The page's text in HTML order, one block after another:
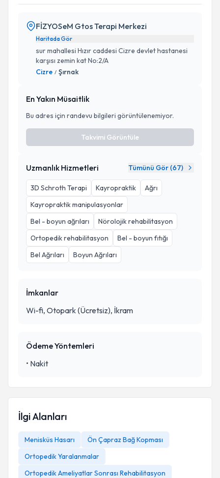
FİZYOSeM Gtos Terapi Merkezi
Haritada Gör
sur mahallesi Hızır caddesi Cizre devlet hastanesi
karşısı zemin kat No:2/A
Cizre / Şırnak
En Yakın Müsaitlik
Bu adres için randevu bilgileri görüntülenemiyor.
Takvimi Görüntüle
Uzmanlık Hizmetleri Tümünü Gör (67)
3D Schroth Terapi Kayropraktik
Ağrı
Kayropraktik manipulasyonlar
Bel - boyun ağrıları
Nörolojik rehabilitasyon
Ortopedik rehabilitasyon
Bel - boyun fıtığı
Bel Ağrıları
Boyun Ağrıları
İmkanlar
Wi-fi, Otopark (Ücretsiz), İkram
Ödeme Yöntemleri
• Nakit
İlgi Alanları
Menisküs Hasarı
Ön Çapraz Bağ Kopması
Ortopedik Yaralanmalar
Ortopedik Ameliyatlar Sonrası Rehabilitasyon